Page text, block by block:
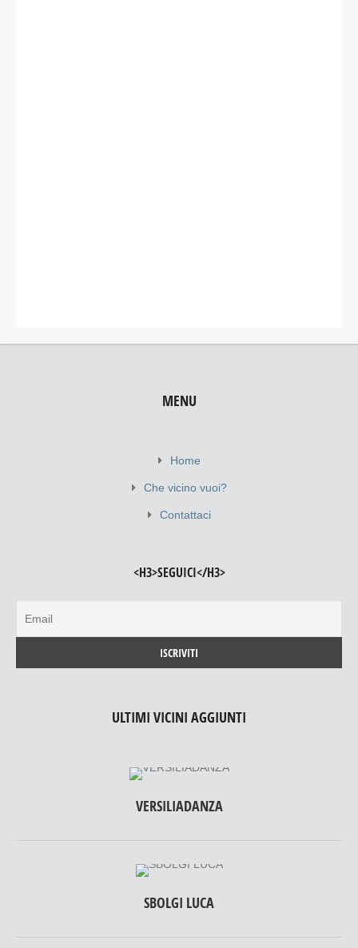
MENU
Home
Che vicino vuoi?
Contattaci
<H3>SEGUICI</H3>
ULTIMI VICINI AGGIUNTI
VERSILIADANZA
SBOLGI LUCA